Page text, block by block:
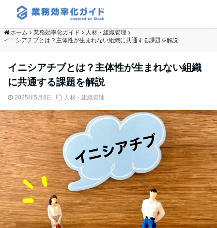
ホーム 業務効率化ガイド
人材・組織管理
イニシアチブとは？主体性が生まれない組織に共通する課題を解説
イニシアチブとは？主体性が生まれない組織
に共通する課題を解説
2025年5月8日 人材・組織管理